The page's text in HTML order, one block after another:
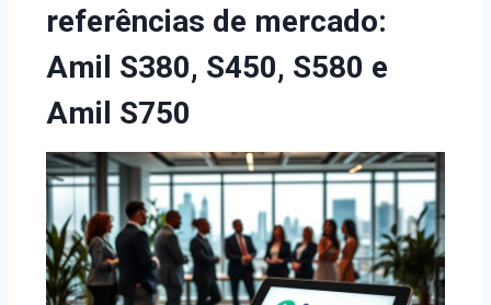
referências de mercado:
Amil S380, S450, S580 e
Amil S750